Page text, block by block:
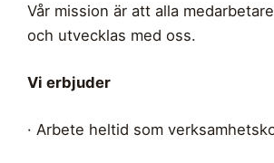
Vår mission är att alla
och utvecklas med oss.
Vi erbjuder
· Arbete heltid som